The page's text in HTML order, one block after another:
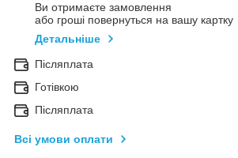
Ви отримаєте замовлення
або гроші повернуться на вашу картку
Детальніше
Післяплата
Готівкою
Післяплата
Всі умови оплати